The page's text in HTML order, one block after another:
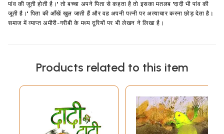
पांव की जूती होती है।" तो बच्चा अपने पिता से कहता है तो इसका मतलब "दादी भी पांव की
जूती है।" पिता की आँखें खुल जाती हैं और वह अपनी पत्नी पर अत्याचार करना छोड़ देता है।
समाज में व्याप्त अमीरी-गरीबी के मध्य दूरियों पर भी लेखन ने लिखा है।
Products related to this item